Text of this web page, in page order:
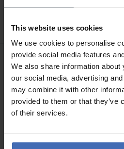
This website uses cookies
We use cookies to personalise
provide social media features
We also share information
our social media, advertising
may combine it with other
provided to them or that they’ve
of their services.
Engelsrufer Armband
LILINFINITY-ZI
8